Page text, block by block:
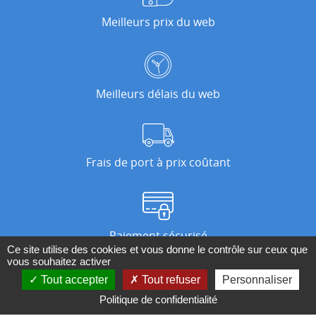
Meilleurs prix du web
Meilleurs délais du web
Frais de port à prix coûtant
Paiement sécurisé
Nos magasins
Ce site utilise des cookies et vous donne le contrôle sur ceux que
vous souhaitez activer
Tout accepter
Tout refuser
Personnaliser
Politique de confidentialité